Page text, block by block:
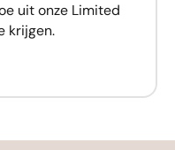
uit onze Limited
krijgen.